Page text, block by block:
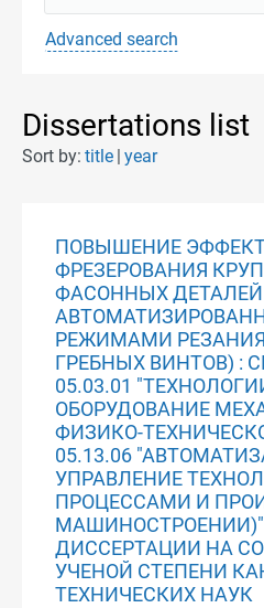
Advanced search
Dissertations list
Sort by: title year
ПОВЫШЕНИЕ
ФРЕЗЕРОВАНИЯ
ФАСОННЫХ
РЕЖИМАМИ
ГРЕБНЫХ ВИНТОВ) :
05.03.01
ОБОРУДОВАНИЕ
ФИЗИКО-
05.13.06
УПРАВЛЕНИЕ
ПРОЦЕССАМИ И
ДИССЕРТАЦИИ НА
УЧЕНОЙ СТЕПЕНИ
ТЕХНИЧЕСКИХ НАУК